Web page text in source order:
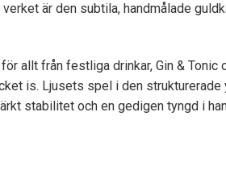
är den subtila, handmålade
allt från festliga drinkar, Gin & Tonic
is. Ljusets spel i den
stabilitet och en gedigen tyngd i